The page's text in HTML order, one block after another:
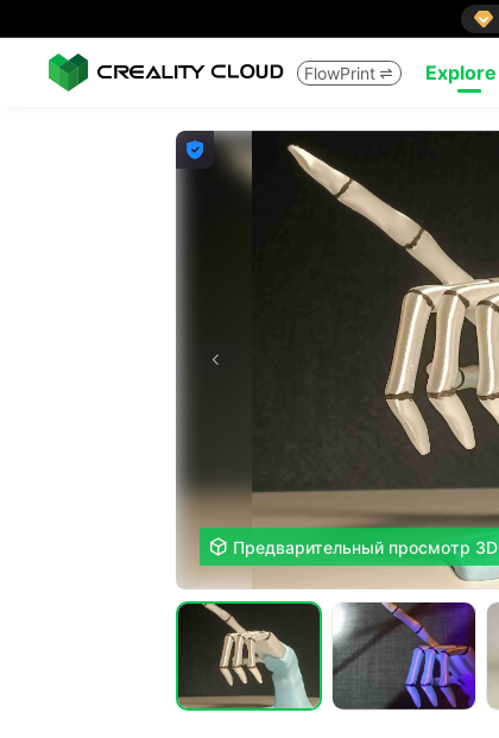

FlowPrint  Explore

 Предварительный просмотр 3D